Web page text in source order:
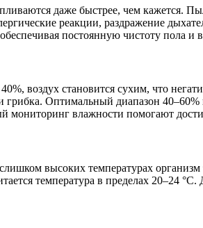
даже быстрее, чем кажется.
реакции, раздражение
постоянную чистоту пола и
воздух становится сухим, что
Оптимальный диапазон 40–60%
мониторинг влажности помогают
высоких температурах организм
температура в пределах 20–24 °C.